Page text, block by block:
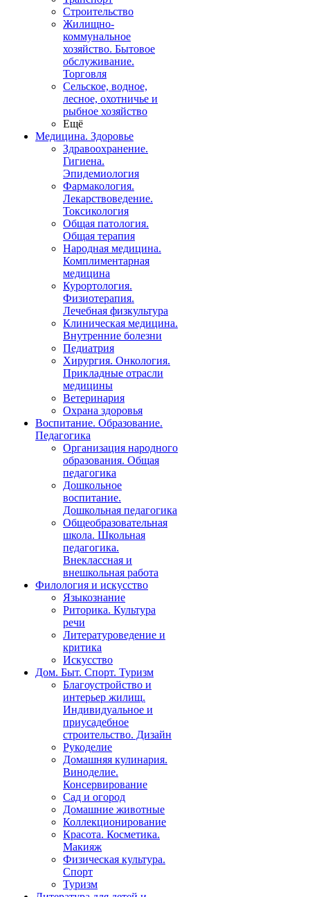
Строительство
Жилищно-
коммунальное
хозяйство. Бытовое
обслуживание.
Торговля
Сельское, водное,
лесное, охотничье и
рыбное хозяйство
Ещё
Медицина. Здоровье
Здравоохранение.
Гигиена.
Эпидемиология
Фармакология.
Лекарствоведение.
Токсикология
Общая патология.
Общая терапия
Народная медицина.
Комплиментарная
медицина
Курортология.
Физиотерапия.
Лечебная физкультура
Клиническая медицина.
Внутренние болезни
Педиатрия
Хирургия. Онкология.
Прикладные отрасли
медицины
Ветеринария
Охрана здоровья
Воспитание. Образование.
Педагогика
Организация народного
образования. Общая
педагогика
Дошкольное
воспитание.
Дошкольная педагогика
Общеобразовательная
школа. Школьная
педагогика.
Внеклассная и
внешкольная работа
Филология и искусство
Языкознание
Риторика. Культура
речи
Литературоведение и
критика
Искусство
Дом. Быт. Спорт. Туризм
Благоустройство и
интерьер жилищ.
Индивидуальное и
приусадебное
строительство. Дизайн
Рукоделие
Домашняя кулинария.
Виноделие.
Консервирование
Сад и огород
Домашние животные
Коллекционирование
Красота. Косметика.
Макияж
Физическая культура.
Спорт
Туризм